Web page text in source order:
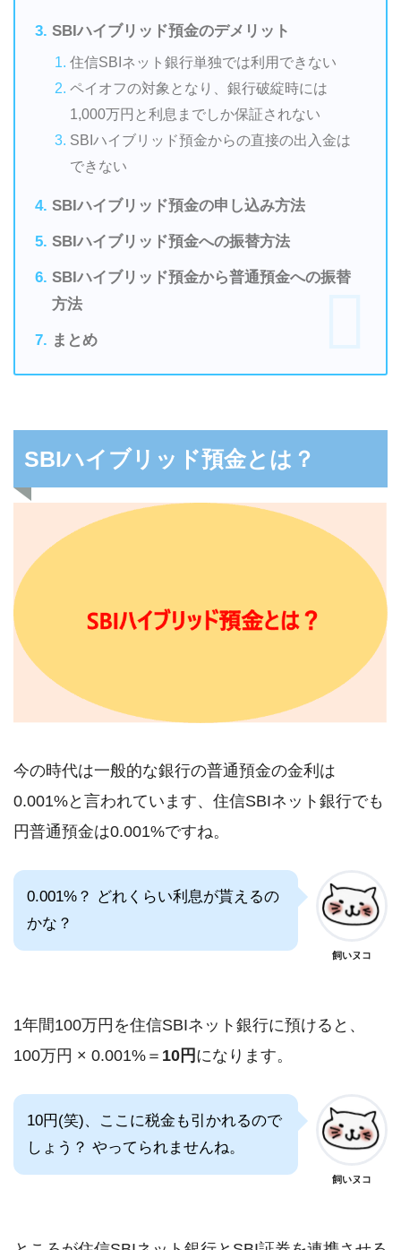
SBIハイブリッド預金のデメリット
住信SBIネット銀行単独では利用できない
ペイオフの対象となり、銀行破綻時には
1,000万円と利息までしか保証されない
SBIハイブリッド預金からの直接の出入金は
できない
SBIハイブリッド預金の申し込み方法
SBIハイブリッド預金への振替方法
SBIハイブリッド預金から普通預金への振替
方法
まとめ
SBIハイブリッド預金とは？
今の時代は一般的な銀行の普通預金の金利は
0.001%と言われています、住信SBIネット銀行でも
円普通預金は0.001%ですね。
0.001%？ どれくらい利息が貰えるの
かな？
飼いヌコ
1年間100万円を住信SBIネット銀行に預けると、
100万円 × 0.001%＝ 10円 になります。
10円(笑)、ここに税金も引かれるので
しょう？ やってられませんね。
飼いヌコ